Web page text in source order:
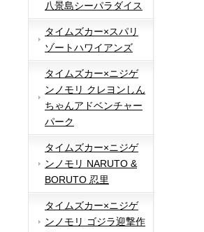
八景島シーパラダイス
タイムズカー×スパリ
ゾートハワイアンズ
タイムズカー×ニジゲ
ンノモリ クレヨンしん
ちゃんアドベンチャー
パーク
タイムズカー×ニジゲ
ンノモリ NARUTO &
BORUTO 忍里
タイムズカー×ニジゲ
ンノモリ ゴジラ迎撃作